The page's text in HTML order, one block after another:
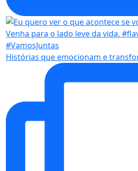
Histórias que emocionam e